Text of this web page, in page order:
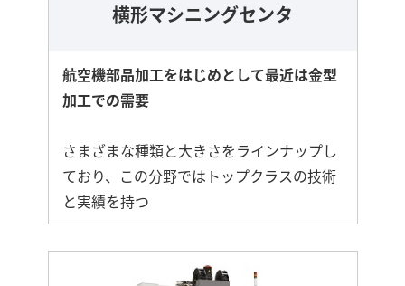
横形マシニングセンタ
航空機部品加工をはじめとして最近は金型
加工での需要
さまざまな種類と大きさをラインナップし
ており、この分野ではトップクラスの技術
と実績を持つ